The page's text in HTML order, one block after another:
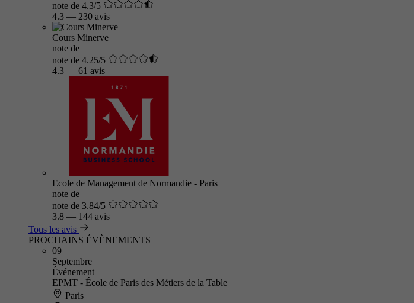
note de 4.3/5
4.3 — 230 avis
Cours Minerve
note de
note de 4.25/5
4.3 — 61 avis
Ecole de Management de Normandie - Paris
note de
note de 3.84/5
3.8 — 144 avis
Tous les avis
PROCHAINS ÉVÈNEMENTS
09
Septembre
Événement
EPMT - École de Paris des Métiers de la Table
Paris